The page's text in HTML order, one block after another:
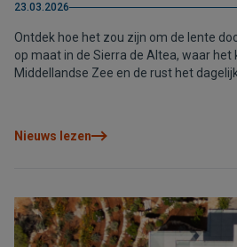
23.03.2026
Ontdek hoe het zou zijn om de lente
op maat in de Sierra de Altea, waar
Middellandse Zee en de rust het
Nieuws lezen